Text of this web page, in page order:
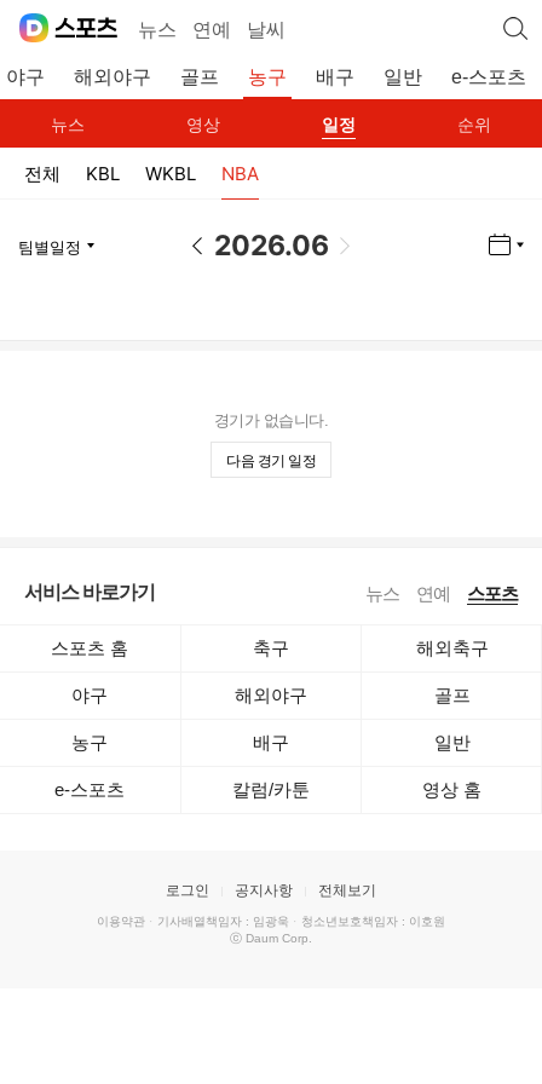
뉴스 연예 날씨
야구 해외야구 골프 농구 배구 일반 e-스포츠
뉴스 영상 일정 순위
전체 KBL WKBL NBA
2026.06
팀별일정
경기가 없습니다.
다음 경기 일정
서비스 바로가기 뉴스 연예 스포츠
스포츠 홈 축구 해외축구
야구 해외야구 골프
농구 배구 일반
e-스포츠 칼럼/카툰 영상 홈
로그인 공지사항 전체보기
이용약관 · 기사배열책임자 : 임광욱 · 청소년보호책임자 : 이호원
ⓒ Daum Corp.